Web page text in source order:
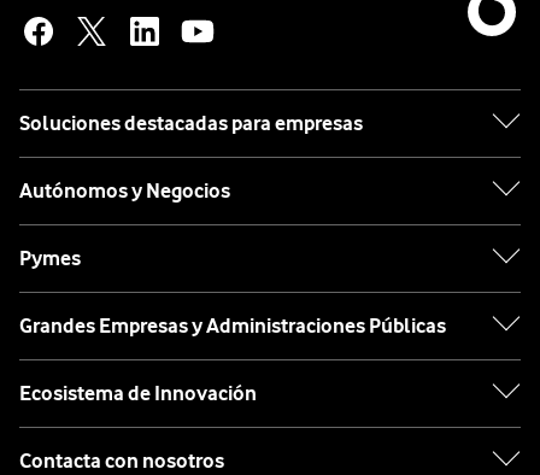
Soluciones destacadas para empresas
Autónomos y Negocios
Pymes
Grandes Empresas y Administraciones Públicas
Ecosistema de Innovación
Contacta con nosotros